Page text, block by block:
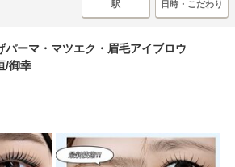
駅 日時・こだわり
ーマ・マツエク・眉毛アイブロウ
/御幸